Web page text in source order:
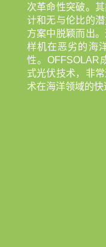
次革命性突破。
计和无与伦比的
方案中脱颖而出
样机在恶劣的海
性。OFFSOLAR
式光伏技术，非
术在海洋领域的快